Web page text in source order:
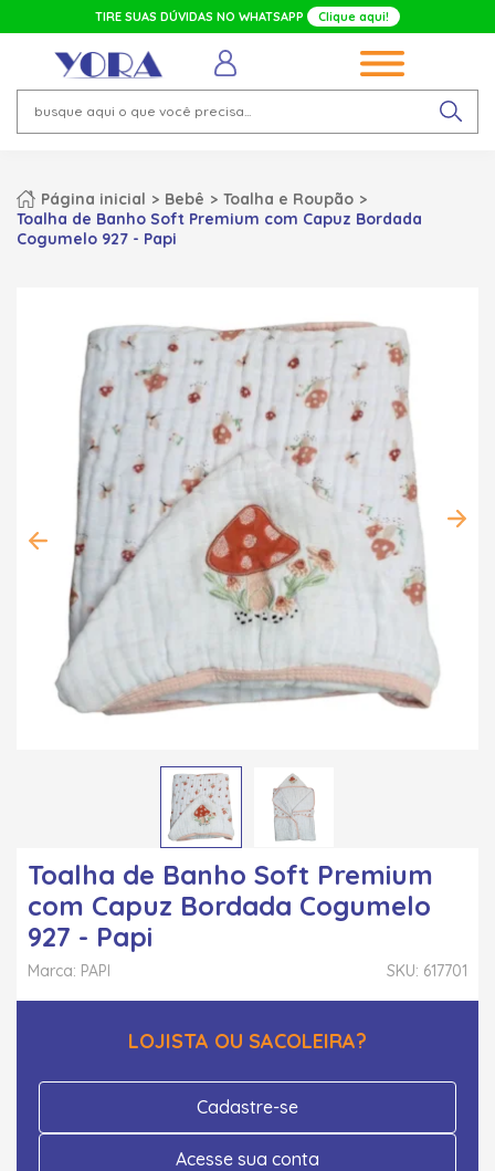
TIRE SUAS DÚVIDAS NO WHATSAPP Clique aqui!
Página inicial Bebê
Toalha e Roupão
Toalha de Banho Soft Premium com Capuz Bordada
Cogumelo 927 - Papi
Toalha de Banho Soft Premium
com Capuz Bordada Cogumelo
927 - Papi
SKU: 617701
Marca: PAPI
LOJISTA OU SACOLEIRA?
Cadastre-se
Acesse sua conta